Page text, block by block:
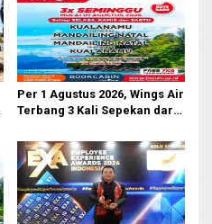
Per 1 Agustus 2026, Wings Air
Terbang 3 Kali Sepekan dari